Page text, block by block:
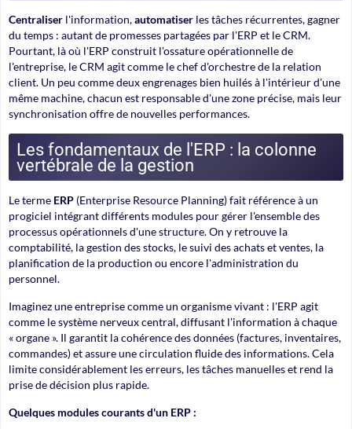
Centraliser l'information,automatiser les tâches récurrentes, gagner
du temps : autant de promesses partagées par l'ERP et le CRM.
Pourtant, là où l'ERP construit l'ossature opérationnelle de
l'entreprise, leCRM agit comme le chef d'orchestre de la relation
client. Un peu comme deux engrenages bien huilés à l'intérieur d'une
même machine, chacun est responsable d'une zone précise, mais leur
synchronisation offre de nouvelles performances.
Les fondamentaux de l'ERP : la colonne
vertébrale de la gestion
Le terme ERP (Enterprise Resource Planning) fait référence à un
progiciel intégrant différents modules pour gérer l'ensemble des
processus opérationnels d'une structure. On y retrouve la
comptabilité, la gestion des stocks, le suivi des achats et ventes, la
planification de la production ou encore l'administration du
personnel.
Imaginez une entreprise comme un organisme vivant : l'ERP agit
comme le système nerveux central, diffusant l'information à chaque
« organe ». Il garantit la cohérence des données (factures, inventaires,
commandes) et assure une circulation fluide des informations. Cela
limite considérablement les erreurs, les tâches manuelles et rend la
prise de décision plus rapide.
Quelques modules courants d'un ERP :